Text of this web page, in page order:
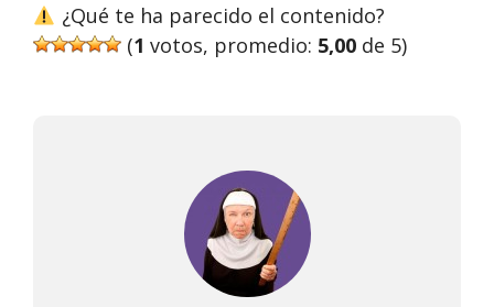
¿Qué te ha parecido el contenido?
(1 votos, promedio: 5,00 de 5)